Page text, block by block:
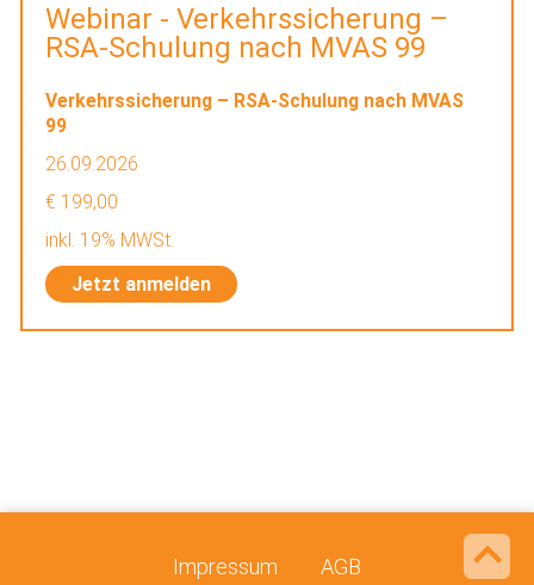
Webinar - Verkehrssicherung –
RSA-Schulung nach MVAS 99
Verkehrssicherung – RSA-Schulung nach MVAS
99
26.09.2026
€ 199,00
inkl. 19% MWSt.
Jetzt anmelden
Impressum AGB